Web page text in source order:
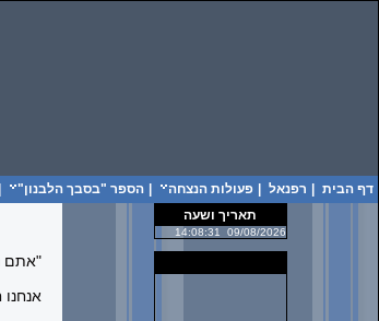
דף הבית רפנאל פעולות הנצחה הספר "בסבך הלבנון"
תאריך ושעה
09/08/2026
14:08:31
"אתם